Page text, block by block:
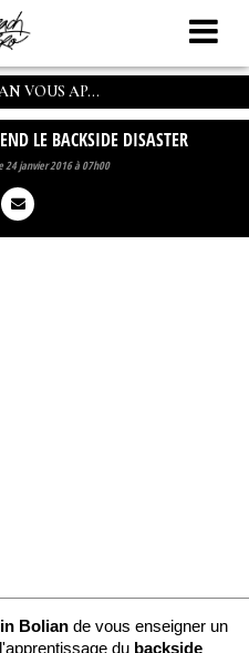
VOUS AP...
LE BACKSIDE DISASTER
24 janvier 2016 à 07h00
Bolian de vous enseigner un
du backside